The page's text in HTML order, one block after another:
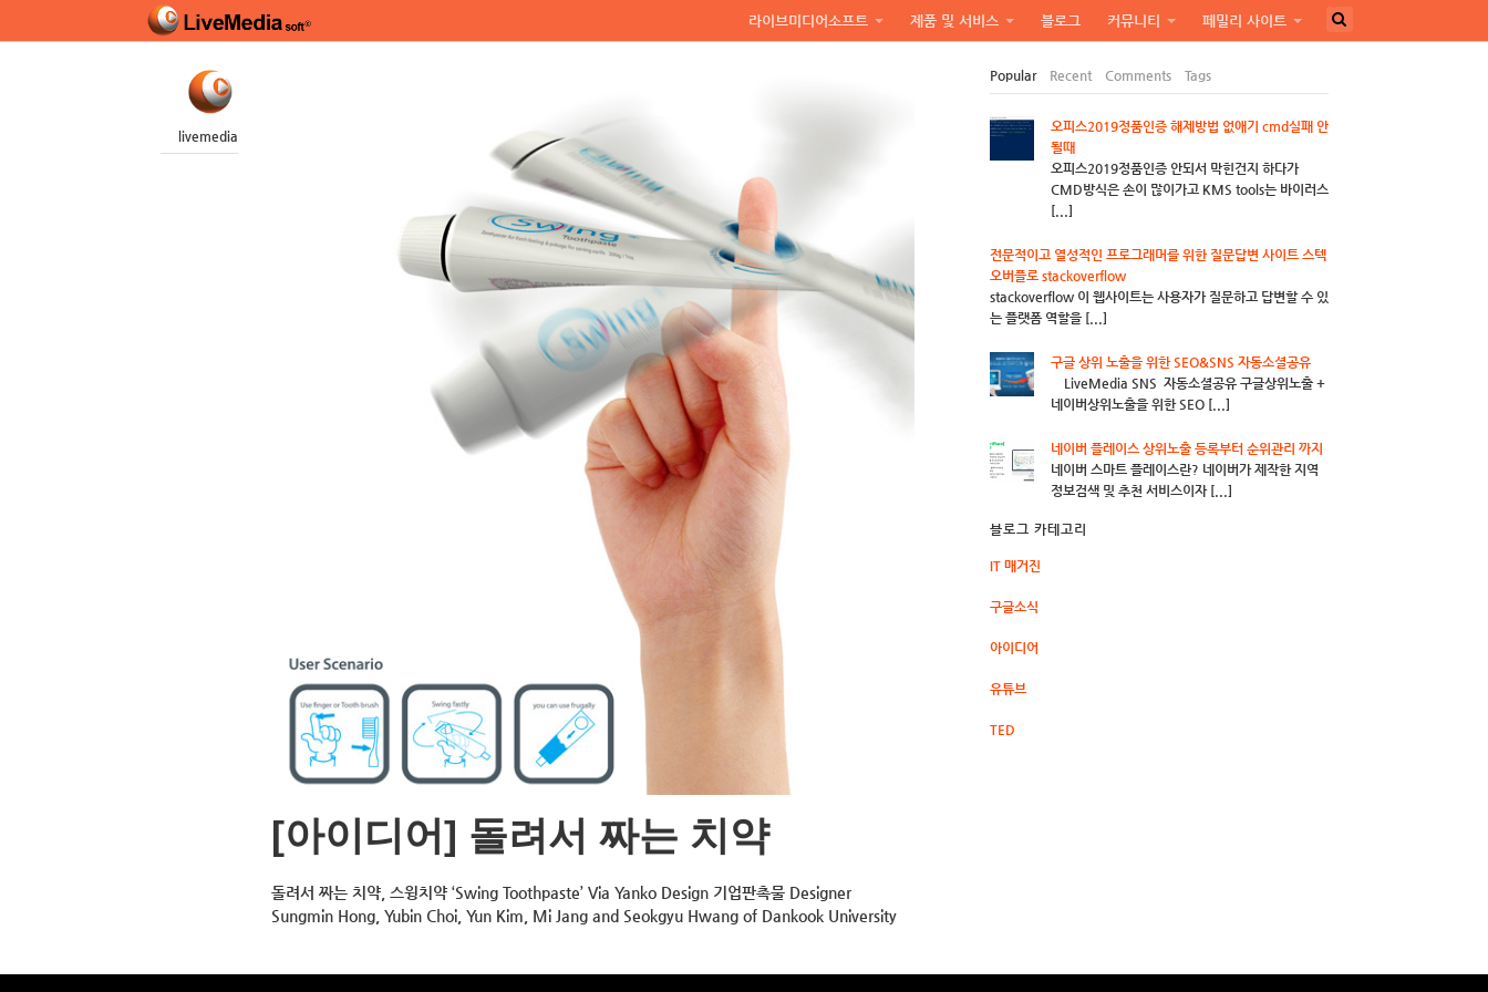
라이브미디어소프트 제품 및 서비스 블로그 커뮤니티 페밀리 사이트
livemedia
[아이디어] 돌려서 짜는 치약
돌려서 짜는 치약, 스윙치약 ‘Swing Toothpaste’ Via Yanko Design 기업판촉물 Designer
Sungmin Hong, Yubin Choi, Yun Kim, Mi Jang and Seokgyu Hwang of Dankook University
Popular Recent Comments Tags
오피스2019정품인증 해제방법 없애기 cmd실패 안
될때
오피스2019정품인증 안되서 막힌건지 하다가
CMD방식은 손이 많이가고 KMS tools는 바이러스
[...]
전문적이고 열성적인 프로그래머를 위한 질문답변 사이트 스텍
오버플로 stackoverflow
stackoverflow 이 웹사이트는 사용자가 질문하고 답변할 수 있
는 플랫폼 역할을 [...]
구글 상위 노출을 위한 SEO&SNS 자동소셜공유
LiveMedia SNS 자동소셜공유 구글상위노출 +
네이버상위노출을 위한 SEO [...]
네이버 플레이스 상위노출 등록부터 순위관리 까지
네이버 스마트 플레이스란? 네이버가 제작한 지역
정보검색 및 추천 서비스이자 [...]
블로그 카테고리
IT 매거진
구글소식
아이디어
유튜브
TED